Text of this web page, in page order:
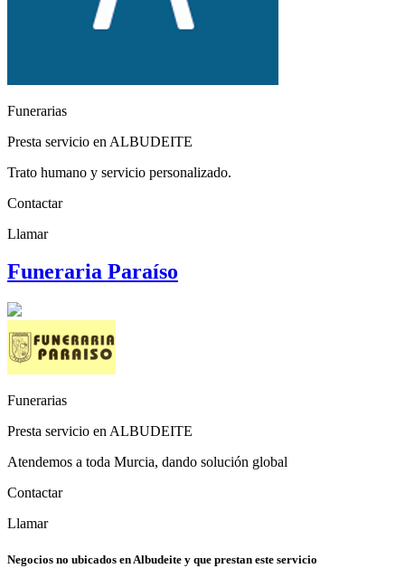
Funerarias
Presta servicio en ALBUDEITE
Trato humano y servicio personalizado.
Contactar
Llamar
Funeraria Paraíso
Funerarias
Presta servicio en ALBUDEITE
Atendemos a toda Murcia, dando solución global
Contactar
Llamar
Negocios no ubicados en Albudeite y que prestan este servicio